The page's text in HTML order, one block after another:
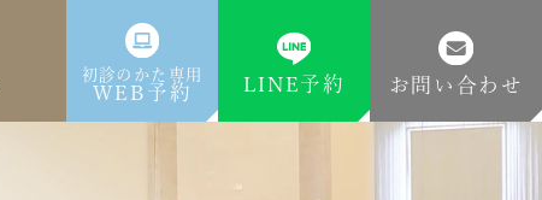
初診のかた専用
WEB予約 LINE予約 お問い合わせ